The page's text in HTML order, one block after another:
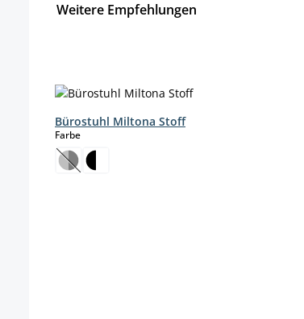
Weitere Empfehlungen
Bürostuhl Miltona Stoff
Farbeauswählen
(Diese Option ist zurzeit nicht verfügbar.)